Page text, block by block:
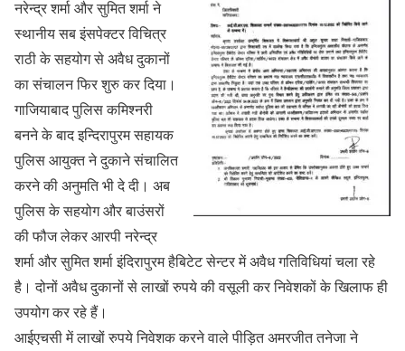
नरेन्द्र शर्मा और सुमित शर्मा ने
स्थानीय सब इंसपेक्टर विचित्र
राठी के सहयोग से अवैध दुकानों
का संचालन फिर शुरु कर दिया।
गाजियाबाद पुलिस कमिश्नरी
बनने के बाद इन्दिरापुरम सहायक
पुलिस आयुक्त ने दुकाने संचालित
करने की अनुमति भी दे दी। अब
पुलिस के सहयोग और बाउंसरों
की फौज लेकर आरपी नरेन्द्र
शर्मा और सुमित शर्मा इंदिरापुरम हैबिटेट सेन्टर में अवैध गतिविधियां चला रहे
है। दोनों अवैध दुकानों से लाखों रुपये की वसूली कर निवेशकों के खिलाफ ही
उपयोग कर रहे हैं।
आईएचसी में लाखों रुपये निवेशक करने वाले पीड़ित अमरजीत तनेजा ने